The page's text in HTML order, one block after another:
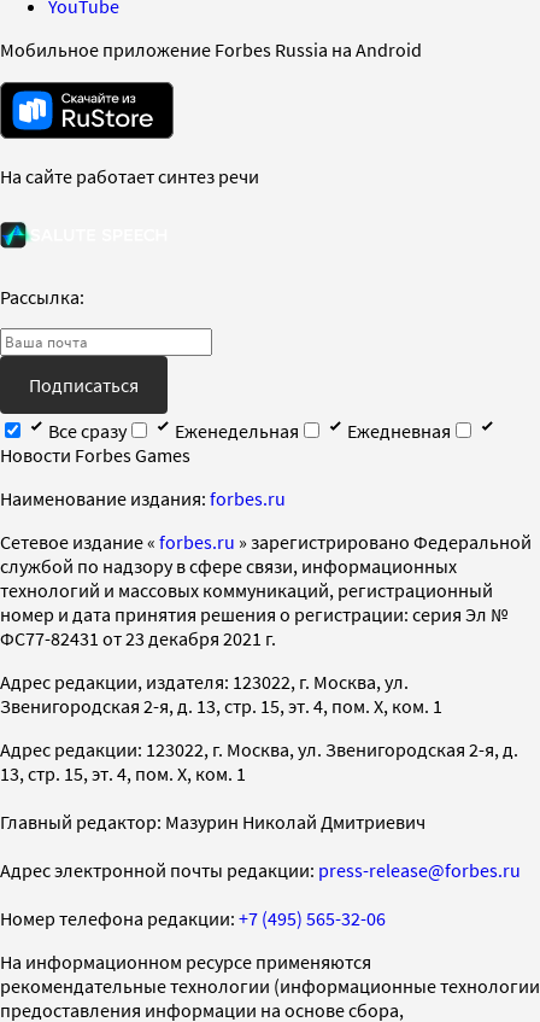
YouTube
Мобильное приложение Forbes Russia на Android
На сайте работает синтез речи
Рассылка:
Подписаться
Все сразу
Еженедельная
Ежедневная
Новости Forbes Games
Наименование издания: forbes.ru
Cетевое издание « forbes.ru » зарегистрировано Федеральной
службой по надзору в сфере связи, информационных
технологий и массовых коммуникаций, регистрационный
номер и дата принятия решения о регистрации: серия Эл №
ФС77-82431 от 23 декабря 2021 г.
Адрес редакции, издателя: 123022, г. Москва, ул.
Звенигородская 2-я, д. 13, стр. 15, эт. 4, пом. X, ком. 1
Адрес редакции: 123022, г. Москва, ул. Звенигородская 2-я, д.
13, стр. 15, эт. 4, пом. X, ком. 1
Главный редактор: Мазурин Николай Дмитриевич
Адрес электронной почты редакции: press-release@forbes.ru
Номер телефона редакции: +7 (495) 565-32-06
На информационном ресурсе применяются
рекомендательные технологии (информационные технологии
предоставления информации на основе сбора,